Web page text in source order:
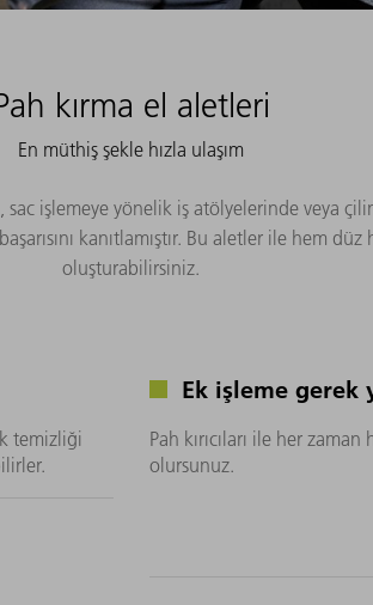
kırma el aletleri
En müthiş şekle hızla ulaşım
sac işlemeye yönelik iş atölyelerinde veya
kanıtlamıştır. Bu aletler ile hem
oluşturabilirsiniz.
temizliği
Ek işleme gerek
Pah kırıcıları ile her
olursunuz.